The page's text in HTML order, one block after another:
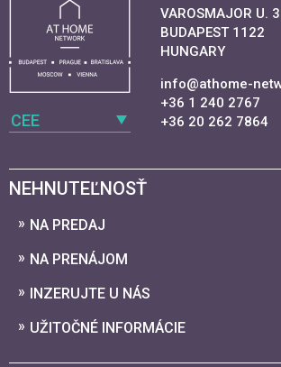
CEE
VAROSMAJOR U.
BUDAPEST 1122
HUNGARY
info@athome-
+36 1 240 2767
+36 20 262 7864
NEHNUTEĽNOSŤ
NA PREDAJ
NA PRENÁJOM
INZERUJTE U NÁS
UŽITOČNÉ INFORMÁCIE